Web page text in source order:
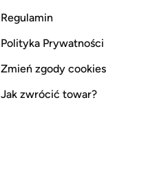
Regulamin
Polityka Prywatności
Zmień zgody cookies
Jak zwrócić towar?